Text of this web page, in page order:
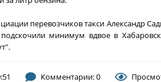
перевозчиков такси Александр
минимум вдвое в
Комментарии: 0